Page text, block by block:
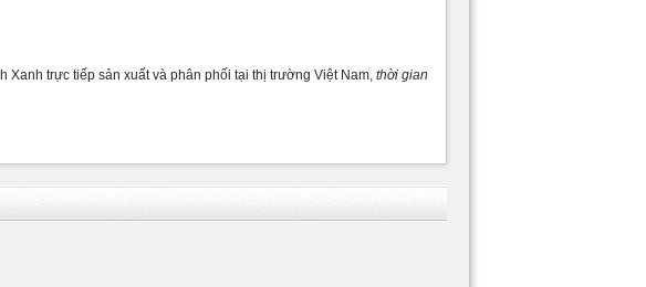
trực tiếp sản xuất và phân phối tại thị trường Việt Nam, thời gian